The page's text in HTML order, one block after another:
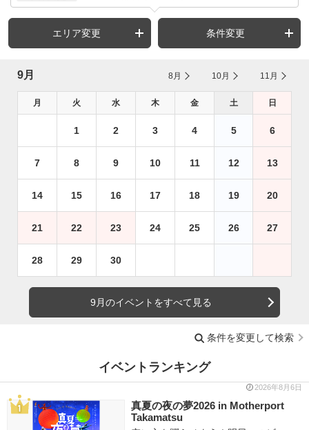
エリア変更 条件変更
9月 8月 10月 11月
月 火 水 木 金 土 日
1 2 3 4 5 6
7 8 9 10 11 12 13
14 15 16 17 18 19 20
21 22 23 24 25 26 27
28 29 30
9月のイベントをすべて見る
条件を変更して検索
イベントランキング
2026年8月6日
真夏の夜の夢2026 in Motherport
Takamatsu